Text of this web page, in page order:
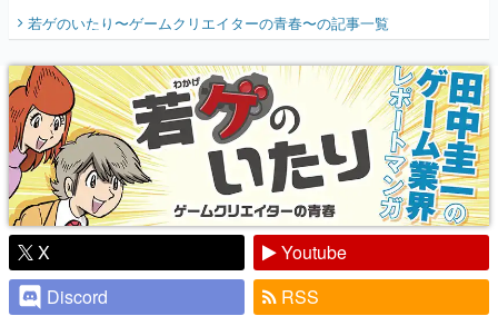
『少年ジャンプ』色だった【若ゲのいた
り】
若ゲのいたり〜ゲームクリエイターの青春〜の記事一覧
X
Youtube
Discord
RSS